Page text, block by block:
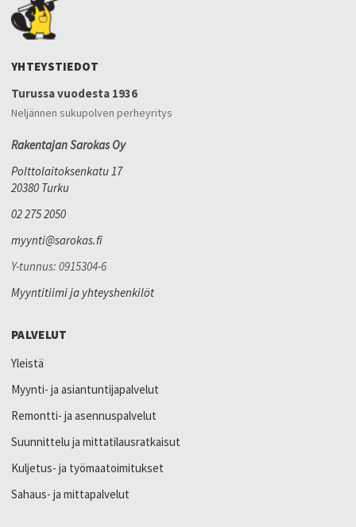
YHTEYSTIEDOT
Turussa vuodesta 1936
Neljännen sukupolven perheyritys
Rakentajan Sarokas Oy
Polttolaitoksenkatu 17
20380 Turku
02 275 2050
myynti@sarokas.fi
Y-tunnus: 0915304-6
Myyntitiimi ja yhteyshenkilöt
PALVELUT
Yleistä
Myynti- ja asiantuntijapalvelut
Remontti- ja asennuspalvelut
Suunnittelu ja mittatilausratkaisut
Kuljetus- ja työmaatoimitukset
Sahaus- ja mittapalvelut